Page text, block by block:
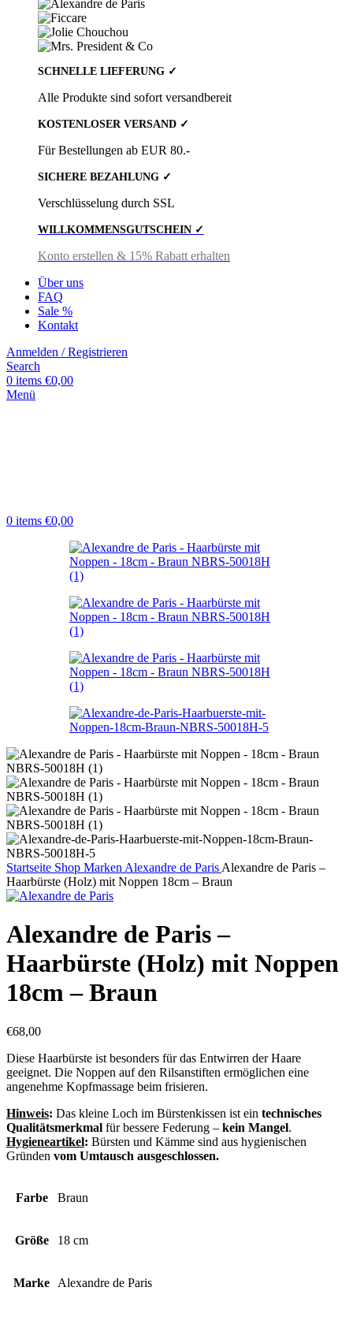
SCHNELLE LIEFERUNG ✓
Alle Produkte sind sofort versandbereit
KOSTENLOSER VERSAND ✓
Für Bestellungen ab EUR 80.-
SICHERE BEZAHLUNG ✓
Verschlüsselung durch SSL
WILLKOMMENSGUTSCHEIN ✓
Konto erstellen & 15% Rabatt erhalten
Über uns
FAQ
Sale %
Kontakt
Anmelden / Registrieren
Search
0 items €0,00
Menü
0 items €0,00
Startseite Shop Marken Alexandre de Paris Alexandre de Paris –
Haarbürste (Holz) mit Noppen 18cm – Braun
Alexandre de Paris –
Haarbürste (Holz) mit Noppen
18cm – Braun
€68,00
Diese Haarbürste ist besonders für das Entwirren der Haare
geeignet. Die Noppen auf den Rilsanstiften ermöglichen eine
angenehme Kopfmassage beim frisieren.
Hinweis: Das kleine Loch im Bürstenkissen ist ein technisches
Qualitätsmerkmal für bessere Federung – kein Mangel.
Hygieneartikel: Bürsten und Kämme sind aus hygienischen
Gründen vom Umtausch ausgeschlossen.
Farbe Braun
Größe 18 cm
Marke Alexandre de Paris